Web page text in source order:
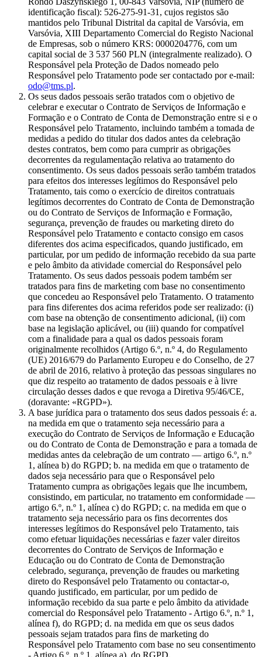
identificação fiscal): 526-275-91-31, cujos registos são
mantidos pelo Tribunal Distrital da capital de Varsóvia, em
Varsóvia, XIII Departamento Comercial do Registo Nacional
de Empresas, sob o número KRS: 0000204776, com um
capital social de 3 537 560 PLN (integralmente realizado). O
Responsável pela Proteção de Dados nomeado pelo
Responsável pelo Tratamento pode ser contactado por e-mail:
odo@tms.pl.
Os seus dados pessoais serão tratados com o objetivo de
celebrar e executar o Contrato de Serviços de Informação e
Formação e o Contrato de Conta de Demonstração entre si e o
Responsável pelo Tratamento, incluindo também a tomada de
medidas a pedido do titular dos dados antes da celebração
destes contratos, bem como para cumprir as obrigações
decorrentes da regulamentação relativa ao tratamento do
consentimento. Os seus dados pessoais serão também tratados
para efeitos dos interesses legítimos do Responsável pelo
Tratamento, tais como o exercício de direitos contratuais
legítimos decorrentes do Contrato de Conta de Demonstração
ou do Contrato de Serviços de Informação e Formação,
segurança, prevenção de fraudes ou marketing direto do
Responsável pelo Tratamento e contacto consigo em casos
diferentes dos acima especificados, quando justificado, em
particular, por um pedido de informação recebido da sua parte
e pelo âmbito da atividade comercial do Responsável pelo
Tratamento. Os seus dados pessoais podem também ser
tratados para fins de marketing com base no consentimento
que concedeu ao Responsável pelo Tratamento. O tratamento
para fins diferentes dos acima referidos pode ser realizado: (i)
com base na obtenção de consentimento adicional, (ii) com
base na legislação aplicável, ou (iii) quando for compatível
com a finalidade para a qual os dados pessoais foram
originalmente recolhidos (Artigo 6.º, n.º 4, do Regulamento
(UE) 2016/679 do Parlamento Europeu e do Conselho, de 27
de abril de 2016, relativo à proteção das pessoas singulares no
que diz respeito ao tratamento de dados pessoais e à livre
circulação desses dados e que revoga a Diretiva 95/46/CE,
(doravante: «RGPD»).
A base jurídica para o tratamento dos seus dados pessoais é: a.
na medida em que o tratamento seja necessário para a
execução do Contrato de Serviços de Informação e Educação
ou do Contrato de Conta de Demonstração e para a tomada de
medidas antes da celebração de um contrato — artigo 6.º, n.º
1, alínea b) do RGPD; b. na medida em que o tratamento de
dados seja necessário para que o Responsável pelo
Tratamento cumpra as obrigações legais que lhe incumbem,
consistindo, em particular, no tratamento em conformidade —
artigo 6.º, n.º 1, alínea c) do RGPD; c. na medida em que o
tratamento seja necessário para os fins decorrentes dos
interesses legítimos do Responsável pelo Tratamento, tais
como efetuar liquidações necessárias e fazer valer direitos
decorrentes do Contrato de Serviços de Informação e
Educação ou do Contrato de Conta de Demonstração
celebrado, segurança, prevenção de fraudes ou marketing
direto do Responsável pelo Tratamento ou contactar-o,
quando justificado, em particular, por um pedido de
informação recebido da sua parte e pelo âmbito da atividade
comercial do Responsável pelo Tratamento - Artigo 6.º, n.º 1,
alínea f), do RGPD; d. na medida em que os seus dados
pessoais sejam tratados para fins de marketing do
Responsável pelo Tratamento com base no seu consentimento
- Artigo 6.º, n.º 1, alínea a), do RGPD.